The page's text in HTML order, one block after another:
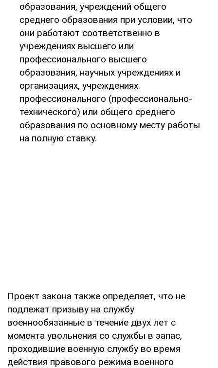
образования, учреждений общего
среднего образования при условии, что
они работают соответственно в
учреждениях высшего или
профессионального высшего
образования, научных учреждениях и
организациях, учреждениях
профессионального (профессионально-
технического) или общего среднего
образования по основному месту работы
на полную ставку.
Проект закона также определяет, что не
подлежат призыву на службу
военнообязанные в течение двух лет с
момента увольнения со службы в запас,
проходившие военную службу во время
действия правового режима военного